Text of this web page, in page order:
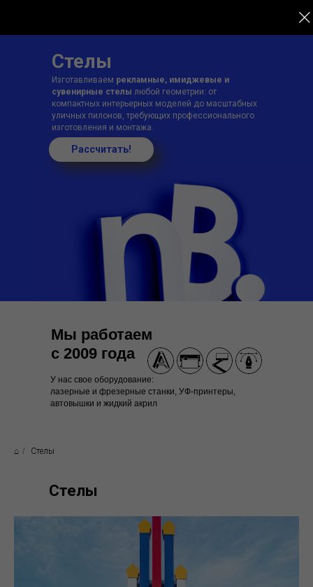
Изготавливаем рекламные, имиджевые и
сувенирные стелы любой геометрии: от
компактных интерьерных моделей до масштабных
уличных пилонов, требующих профессионального
изготовления и монтажа.
Стелы
Рассчитать!
Мы работаем
с 2009 года
У нас свое оборудование:
лазерные и фрезерные станки, УФ-принтеры,
автовышки и жидкий акрил
⌂ / Стелы
Стелы